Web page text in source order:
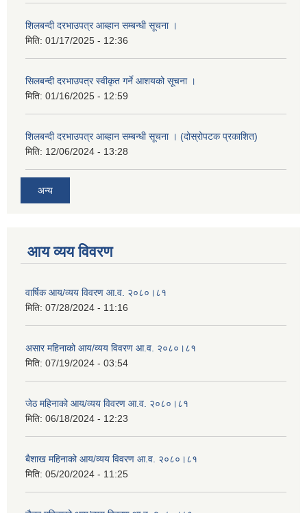
शिलबन्दी दरभाउपत्र आब्हान सम्बन्धी सूचना ।
मिति: 01/17/2025 - 12:36
सिलबन्दी दरभाउपत्र स्वीकृत गर्ने आशयको सूचना ।
मिति: 01/16/2025 - 12:59
शिलबन्दी दरभाउपत्र आब्हान सम्बन्धी सूचना । (दोस्रोपटक प्रकाशित)
मिति: 12/06/2024 - 13:28
अन्य
आय व्यय विवरण
वार्षिक आय/व्यय विवरण आ.व. २०८०।८१
मिति: 07/28/2024 - 11:16
असार महिनाको आय/व्यय विवरण आ.व. २०८०।८१
मिति: 07/19/2024 - 03:54
जेठ महिनाको आय/व्यय विवरण आ.व. २०८०।८१
मिति: 06/18/2024 - 12:23
बैशाख महिनाको आय/व्यय विवरण आ.व. २०८०।८१
मिति: 05/20/2024 - 11:25